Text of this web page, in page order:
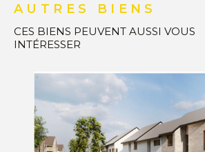
AUTRES BIENS
CES BIENS PEUVENT AUSSI VOUS
INTÉRESSER
VOIR LE